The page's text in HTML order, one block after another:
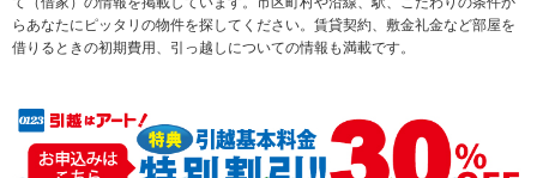
テーマから探す ランキングから探す
新築一戸建て 中古一戸建て
売却査定
らあなたにピッタリの物件を探してください。賃貸契約、敷金礼金など部屋を
借りるときの初期費用、引っ越しについての情報も満載です。